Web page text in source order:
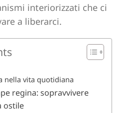
interiorizzati che ci
a liberarci.
nella vita quotidiana
regina: sopravvivere
ostile